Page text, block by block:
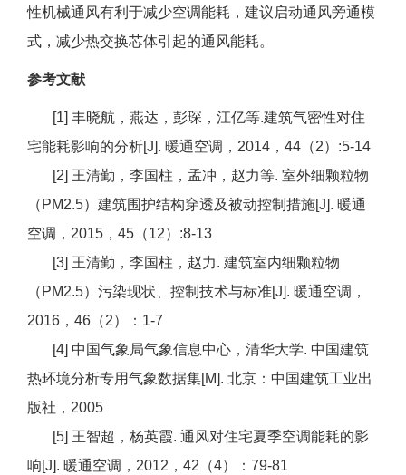
性机械通风有利于减少空调能耗，建议启动通风旁通模
式，减少热交换芯体引起的通风能耗。
参考文献
[1] 丰晓航，燕达，彭琛，江亿等.建筑气密性对住
宅能耗影响的分析[J]. 暖通空调，2014，44（2）:5-14
[2] 王清勤，李国柱，孟冲，赵力等. 室外细颗粒物
（PM2.5）建筑围护结构穿透及被动控制措施[J]. 暖通
空调，2015，45（12）:8-13
[3] 王清勤，李国柱，赵力. 建筑室内细颗粒物
（PM2.5）污染现状、控制技术与标准[J]. 暖通空调，
2016，46（2）：1-7
[4] 中国气象局气象信息中心，清华大学. 中国建筑
热环境分析专用气象数据集[M]. 北京：中国建筑工业出
版社，2005
[5] 王智超，杨英霞. 通风对住宅夏季空调能耗的影
响[J]. 暖通空调，2012，42（4）：79-81